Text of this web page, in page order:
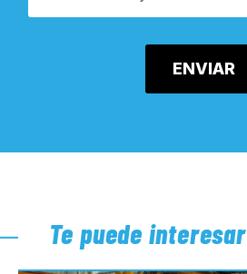
Te puede interesar